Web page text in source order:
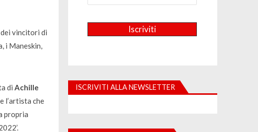
dei vincitori di
i Maneskin,
di Achille
l’artista che
propria
ISCRIVITI ALLA NEWSLETTER